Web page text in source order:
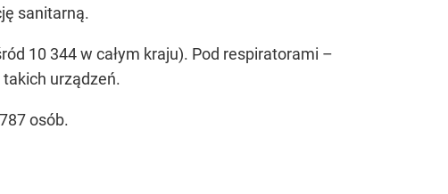
sanitarną.
10 344 w całym kraju). Pod respiratorami –
takich urządzeń.
osób.